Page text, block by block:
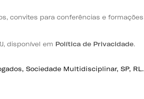
convites para conferências e formações
disponível em Política de Privacidade.
Sociedade Multidisciplinar, SP, RL.